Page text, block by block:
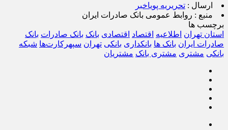
ارسال : تحریریه پویاخبر
منبع : روابط عمومی بانک صادرات ایران
برچسب ها
استان تهران اطلاعیه اقتصاد اقتصادی بانک بانک صادرات بانک
صادرات ایران بانک ها بانکداری بانکی تهران سپهرکارت‌ها شبکه
بانکی مشتری مشتری بانک مشتریان